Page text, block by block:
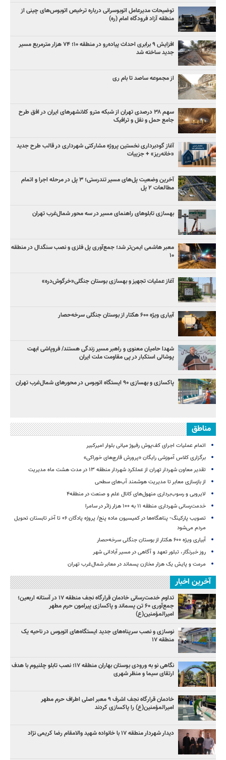
توضیحات مدیرعامل اتوبوسرانی درباره ترخیص اتوبوس‌های چینی از
منطقه آزاد فرودگاه امام (ره)
افزایش ۹ برابری احداث پیاده‌رو در منطقه ۱۰؛ ۷۴ هزار مترمربع مسیر
جدید ساخته شد
از مجموعه ساصد تا بام ری
سهم ۳۸ درصدی تهران از شبکه مترو کلانشهرهای ایران در افق طرح
جامع حمل و نقل و ترافیک
آغاز گودبرداری نخستین پروژه مشارکتی شهرداری در قالب طرح جدید
«خانه‌ریز» + جزییات
آخرین وضعیت پل‌های مسیر تندرستی؛ ۳ پل در مرحله اجرا و اتمام
مطالعات ۲ پل
بهسازی تابلوهای راهنمای مسیر در سه محور شمال‌غرب تهران
معبر هاشمی ایمن‌تر شد؛ جمع‌آوری پل فلزی و نصب سنگدال در منطقه
۱۰
آغاز عملیات تجهیز و بهسازی بوستان جنگلی«خرگوش‌دره»
آبیاری ویژه ۶۰۰ هکتار از بوستان جنگلی سرخه‌حصار
شهدا حامیان معنوی و راهبر مسیر زندگی هستند/ فروپاشی ابهت
پوشالی استکبار در پی مقاومت ملت ایران
پاکسازی و بهسازی ۹۰ ایستگاه اتوبوس در محورهای شمال‌غرب تهران
مناطق
اتمام عملیات اجرای کف‌پوش رفیوژ میانی بلوار امیرکبیر
برگزاری کلاس آموزشی رایگان «پرورش قارچ‌های خوراکی»
تقدیر معاون شهردار تهران از عملکرد شهردار منطقه ۱۳ در مدت هشت ماه مدیریت
از بازسازی معابر تا مدیریت هوشمند آب‌های سطحی
لایروبی و رسوب‌برداری منهول‌های کانال علم و صنعت در منطقه۴
خدمت‌رسانی شهرداری منطقه ۱۱ به ۱۰۰ هزار زائر در سامرا
تصویب پارکینگ- پناهگاه‌ها در کمیسیون ماده پنج/ پروژه پادگان ۰۶ تا آخر تابستان تحویل
مردم می‌شود
آبیاری ویژه ۶۰۰ هکتار از بوستان جنگلی سرخه‌حصار
روز خبرنگار، تبلور تعهد و آگاهی در مسیر آبادانی شهر
مرمت و پایش یک هزار مخازن پسماند در معابر شمال‌غرب تهران
آخرین اخبار
تداوم خدمت‌رسانی خادمان قرارگاه نجف منطقه ۱۷ در آستانه اربعین؛
جمع‌آوری ۶۰ تن پسماند و پاکسازی پیرامون حرم مطهر
امیرالمؤمنین(ع)
نوسازی و نصب سرپناه‌های جدید ایستگاه‌های اتوبوس در ناحیه یک
منطقه ۱۷
نگاهی نو به ورودی بوستان بهاران منطقه ۱۷؛ نصب تابلو چلنیوم با هدف
ارتقای سیما و منظر شهری
خادمان قرارگاه نجف اشرف ۹ معبر اصلی اطراف حرم مطهر
امیرالمؤمنین(ع) را پاکسازی کردند
دیدار شهردار منطقه ۱۷ با خانواده شهید والامقام رضا کریمی نژاد